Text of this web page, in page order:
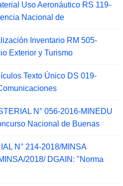
Uso Aeronáutico RS 119-
Nacional de
Inventario RM 505-
Exterior y Turismo
Texto Único DS 019-
N° 056-2016-MINEDU
Nacional de Buenas
N° 214-2018/MINSA
2018/ DGAIN: "Norma